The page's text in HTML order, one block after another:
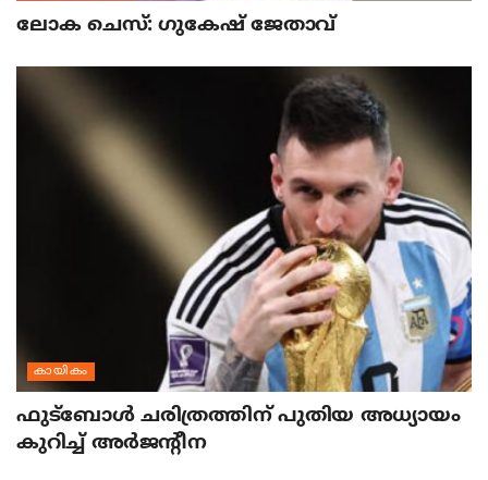
ലോക ചെസ്: ഗുകേഷ് ജേതാവ്
കായികം
ഫുട്‌ബോള്‍ ചരിത്രത്തിന് പുതിയ അധ്യായം
കുറിച്ച് അര്‍ജന്റീന